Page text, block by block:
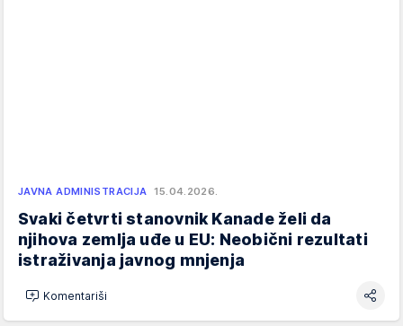
JAVNA ADMINISTRACIJA 15.04.2026.
Svaki četvrti stanovnik Kanade želi da
njihova zemlja uđe u EU: Neobični rezultati
istraživanja javnog mnjenja
Komentariši